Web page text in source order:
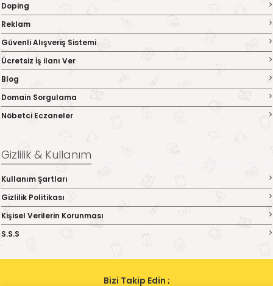
Doping
Reklam
Güvenli Alışveriş Sistemi
Ücretsiz İş ilanı Ver
Blog
Domain Sorgulama
Nöbetci Eczaneler
Gizlilik & Kullanım
Kullanım Şartları
Gizlilik Politikası
Kişisel Verilerin Korunması
S.S.S
Bizi Takip Edin ;